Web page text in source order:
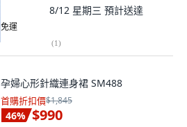
8/12 星期三 預計送達
免運
(1)
孕婦心形針織連身裙 SM488
首購折扣價$1,845
46% $990